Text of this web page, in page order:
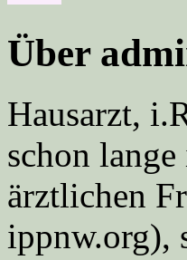
Über
Hausarzt,
schon
ärztlichen
ippnw.org),